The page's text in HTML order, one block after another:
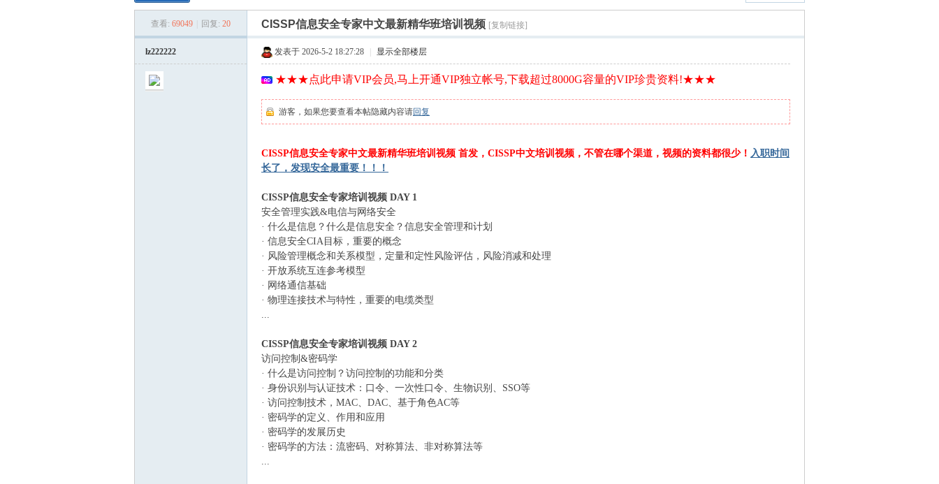
索
› › ›
查看: 69049 回复: 20 CISSP信息安全专家中文最新精华班培训视频 [复制链接]
lz222222 发表于 2026-5-2 18:27:28 显示全部楼层
★★★点此申请VIP会员,马上开通VIP独立帐号,下载超过8000G容量的VIP珍贵资料!★★★
游客，如果您要查看本帖隐藏内容请回复
CISSP信息安全专家中文最新精华班培训视频 首发，CISSP中文培训视频，不管在哪个渠道，视频的资料都很少！ 入职时间
长了，发现安全最重要！！！
CISSP信息安全专家培训视频 DAY 1
安全管理实践&电信与网络安全
· 什么是信息？什么是信息安全？信息安全管理和计划
· 信息安全CIA目标，重要的概念
· 风险管理概念和关系模型，定量和定性风险评估，风险消减和处理
· 开放系统互连参考模型
· 网络通信基础
· 物理连接技术与特性，重要的电缆类型
...
CISSP信息安全专家培训视频 DAY 2
访问控制&密码学
· 什么是访问控制？访问控制的功能和分类
· 身份识别与认证技术：口令、一次性口令、生物识别、SSO等
· 访问控制技术，MAC、DAC、基于角色AC等
· 密码学的定义、作用和应用
· 密码学的发展历史
· 密码学的方法：流密码、对称算法、非对称算法等
...